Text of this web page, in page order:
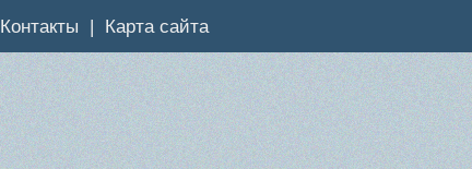
Контакты Карта сайта